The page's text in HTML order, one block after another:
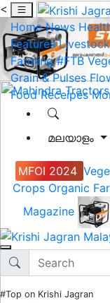
<
Home News
Features
Farming #FTB
Grain & Pulses
Food Receipes
മലയാളം
MFOI 2024
Crops Organic
Magazine
#Top on Krishi Jagran